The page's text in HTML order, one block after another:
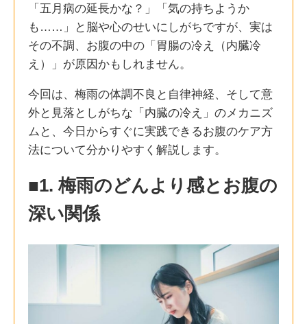
「五月病の延長かな？」「気の持ちようか
も……」と脳や心のせいにしがちですが、実は
その不調、お腹の中の「胃腸の冷え（内臓冷
え）」が原因かもしれません。
今回は、梅雨の体調不良と自律神経、そして意
外と見落としがちな「内臓の冷え」のメカニズ
ムと、今日からすぐに実践できるお腹のケア方
法について分かりやすく解説します。
■1. 梅雨のどんより感とお腹の
深い関係